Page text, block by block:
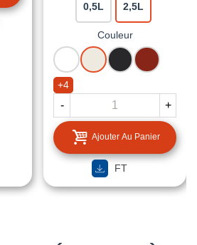
0,5L 2,5L
Couleur
BLANC BLANC
CREME
NOIR
MAT
ROUGE
BASQUE
+4
- +
Ajouter Au Panier
FT